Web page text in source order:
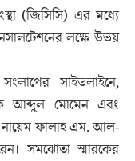
(জিসিসি) এর মধ্যে
লক্ষে উভয়
সাইডলাইনে,
আব্দুল মোমেন এবং
নায়েম ফালাহ এম. আল-
সমঝোতা স্মারকের